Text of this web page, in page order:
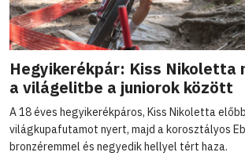
Hegyikerékpár: Kiss Nikoletta
a világelitbe a juniorok között
A 18 éves hegyikerékpáros, Kiss Nikoletta
világkupafutamot nyert, majd a korosztályos
bronzéremmel és negyedik hellyel tért haza.